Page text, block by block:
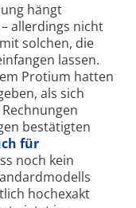
hängt
allerdings nicht
solchen, die
lassen.
Protium hatten
als sich
bestätigten
für
noch kein
hochexakt